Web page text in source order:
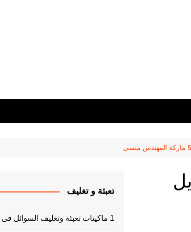
تعبئة و تغليف
1 ماكينات تعبئة وتغليف السوائل فى اكياس